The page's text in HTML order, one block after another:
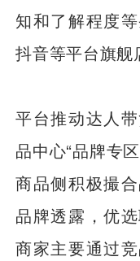
知和了解程度
抖音等平台旗舰
平台推动达人
品中心“品牌专
商品侧积极撮
品牌透露，优
商家主要通过